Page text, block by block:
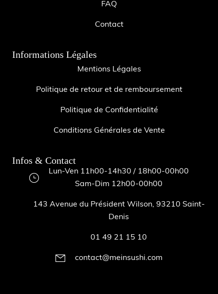
FAQ
Contact
Informations Légales
Mentions Légales
Politique de retour et de remboursement
Politique de Confidentialité
Conditions Générales de Vente
Infos & Contact
Lun-Ven 11h00-14h30 / 18h00-00h00
Sam-Dim 12h00-00h00
143 Avenue du Président Wilson, 93210 Saint-
Denis
01 49 21 15 10
contact@meinsushi.com